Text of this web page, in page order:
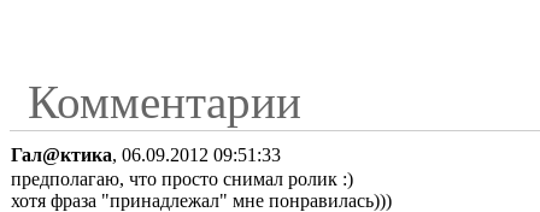
Комментарии
Гал@ктика, 06.09.2012 09:51:33
предполагаю, что просто снимал ролик :)
хотя фраза "принадлежал" мне понравилась)))